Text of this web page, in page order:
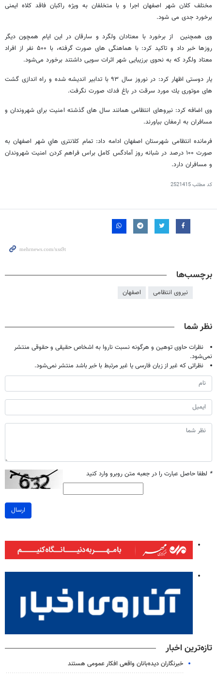
مختلف کلان شهر اصفهان اجرا و با متخلفان به ویژه راکبان فاقد کلاه ایمنی
برخورد جدی می شود.
وی همچنین از برخورد با معتادان ولگرد و سارقان در این ایام همچون دیگر
روزها خبر داد و تاكيد كرد: با هماهنگی های صورت گرفته، با ۵۰۰ نفر از افراد
معتاد ولگرد كه به نحوی برزيبايی شهر اثرات سويی داشتند برخورد می‌شود.
یار دوستی اظهار کرد: در نوروز سال ۹۳ با تدابير انديشه شده و راه اندازی گشت
های موتوری يك مورد سرقت در باغ فدك صورت نگرفت.
وی اضافه کرد: نيروهای انتظامی همانند سال های گذشته امنيت برای شهروندان و
مسافران به ارمغان بياورند.
فرمانده انتظامی شهرستان اصفهان ادامه داد: تمام كلانتری هاي شهر اصفهان به
صورت ۱۰۰ درصد در شبانه روز آمادگس كامل براس فراهم كردن امنيت شهروندان
و مسافران دارد.
کد مطلب2521415
برچسب‌ها
نیروی انتظامی اصفهان
نظر شما
نظرات حاوی توهین و هرگونه نسبت ناروا به اشخاص حقیقی و حقوقی منتشر
نمی‌شود.
نظراتی که غیر از زبان فارسی یا غیر مرتبط با خبر باشد منتشر نمی‌شود.
* لطفا حاصل عبارت را در جعبه متن روبرو وارد کنید
ارسال
تازه‌ترین اخبار
خبرنگاران دیده‌بانان واقعی افکار عمومی هستند